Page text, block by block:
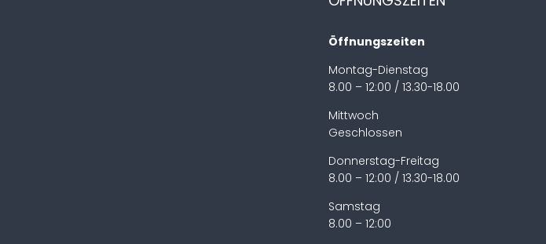
Öffnungszeiten
Montag-Dienstag
8.00 – 12:00 / 13.30-18.00
Mittwoch
Geschlossen
Donnerstag-Freitag
8.00 – 12:00 / 13.30-18.00
Samstag
8.00 – 12:00